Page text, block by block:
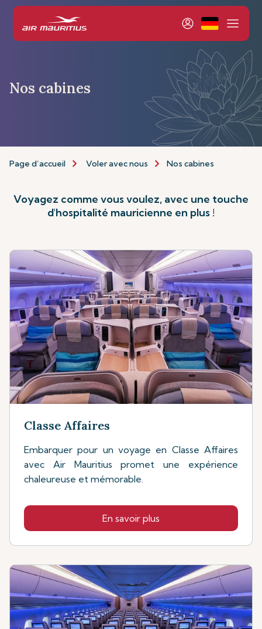
Nos cabines
Page d’accueil Voler avec nous Nos cabines
Voyagez comme vous voulez, avec une touche
d'hospitalité mauricienne en plus !
Classe Affaires
Embarquer pour un voyage en Classe Affaires
avec Air Mauritius promet une expérience
chaleureuse et mémorable.
En savoir plus